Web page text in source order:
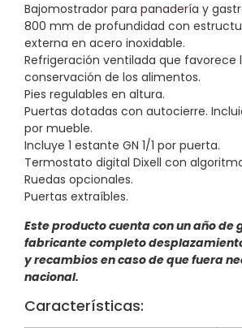
Bajomostrador para panadería y
800 mm de profundidad con
externa en acero inoxidable.
Refrigeración ventilada que favorece
conservación de los alimentos.
Pies regulables en altura.
Puertas dotadas con autocierre.
por mueble.
Incluye 1 estante GN 1/1 por puerta.
Termostato digital Dixell con
Ruedas opcionales.
Puertas extraíbles.
Este producto cuenta con un año de
fabricante completo
y recambios en caso de que fuera
nacional.
Características: